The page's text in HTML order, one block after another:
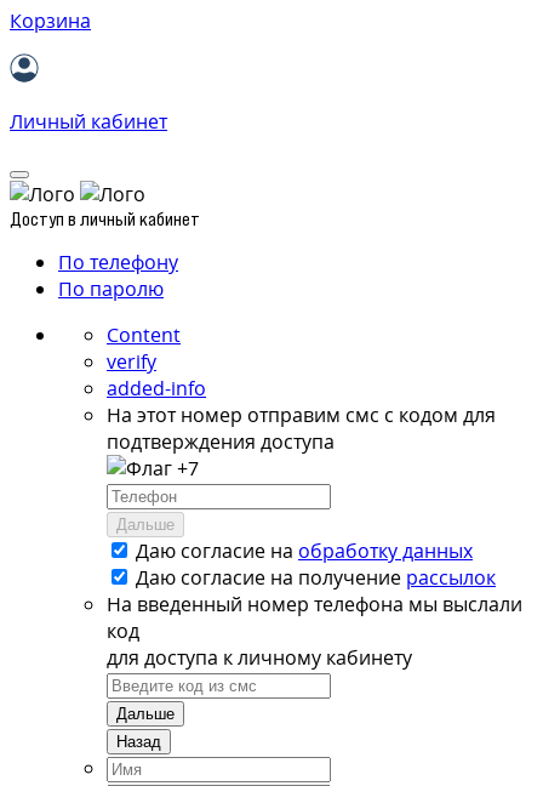
Корзина
Личный кабинет
Доступ в личный кабинет
По телефону
По паролю
Content
verify
added-info
На этот номер отправим смс с кодом для
подтверждения доступа
+7
Дальше
Даю согласие на обработку данных
Даю согласие на получение рассылок
На введенный номер телефона мы выслали
код
для доступа к личному кабинету
Дальше
Назад